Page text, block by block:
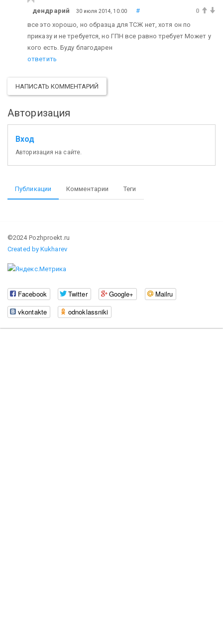
дендрарий 30 июля 2014, 10:00 #
0
все это хорошо, но образца для ТСЖ нет, хотя он по
приказу и не требуется, но ГПН все равно требует Может у
кого есть. Буду благодарен
ответить
НАПИСАТЬ КОММЕНТАРИЙ
Авторизация
Вход
Авторизация на сайте.
Публикации Комментарии Теги
©2024 Pozhproekt.ru
Created by Kukharev
Facebook Twitter Google+
Mailru
vkontakte
odnoklassniki